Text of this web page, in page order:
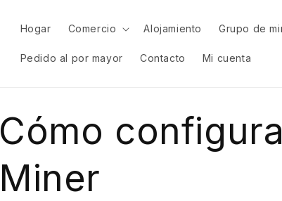
Hogar Comercio Alojamiento Grupo de
Pedido al por mayor Contacto Mi cuenta
Cómo
Miner